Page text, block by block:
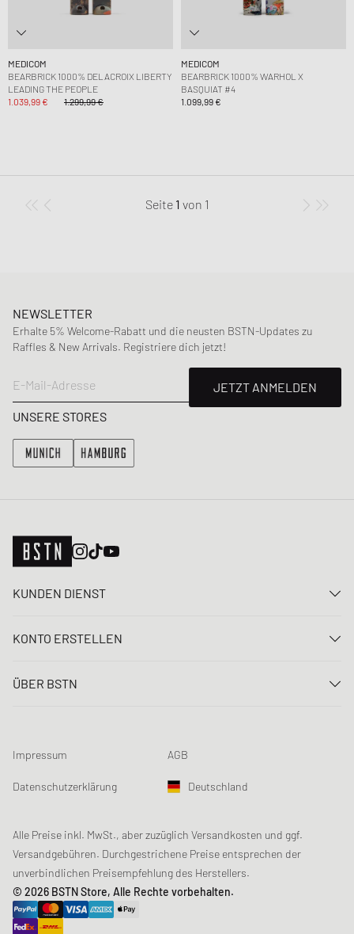
MEDICOM
BEARBRICK 1000% DELACROIX LIBERTY
LEADING THE PEOPLE
1.039,99 €
1.299,99 €
MEDICOM
BEARBRICK 1000% WARHOL X
BASQUIAT #4
1.099,99 €
Seite 1 von 1
NEWSLETTER
Erhalte 5% Welcome-Rabatt und die neusten BSTN-Updates zu
Raffles & New Arrivals. Registriere dich jetzt!
E-Mail-Adresse
JETZT ANMELDEN
UNSERE STORES
KUNDEN DIENST
FAQ
Loyalty Program
Produktsicherheit
KONTO ERSTELLEN
Registrieren
Newsletter-Registrierung
Datenerfassung
ÜBER BSTN
Chronicles
Sustainability
Studentenrabatt: Unidays
Studentenrabatt: Studentbeans
Studentenrabatt: EDiU
Gutscheine & Aktionen
Impressum AGB
Datenschutzerklärung Deutschland
Alle Preise inkl. MwSt., aber zuzüglich Versandkosten und ggf.
Versandgebühren. Durchgestrichene Preise entsprechen der
unverbindlichen Preisempfehlung des Herstellers.
© 2026 BSTN Store, Alle Rechte vorbehalten.